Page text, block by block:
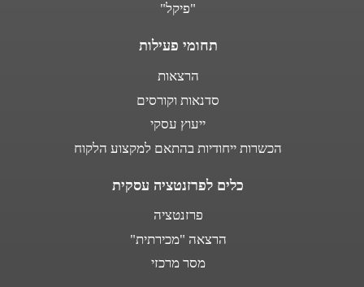
"פיקל"
תחומי פעילות
הרצאות
סדנאות וקורסים
ייעוץ עסקי
הכשרות ייחודיות בהתאם למקצוע הלקוח
כלים לפרזנטציה עסקית
פרזנטציה
הרצאה "מכירתית"
מסר מרכזי